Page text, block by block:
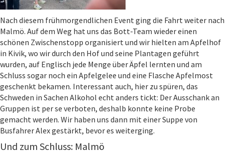
Nach diesem frühmorgendlichen Event ging die Fahrt weiter nach
Malmö. Auf dem Weg hat uns das Bott-Team wieder einen
schönen Zwischenstopp organisiert und wir hielten am Apfelhof
in Kivik, wo wir durch den Hof und seine Plantagen geführt
wurden, auf Englisch jede Menge über Äpfel lernten und am
Schluss sogar noch ein Apfelgelee und eine Flasche Apfelmost
geschenkt bekamen. Interessant auch, hier zu spüren, das
Schweden in Sachen Alkohol echt anders tickt: Der Ausschank an
Gruppen ist per se verboten, deshalb konnte keine Probe
gemacht werden. Wir haben uns dann mit einer Suppe von
Busfahrer Alex gestärkt, bevor es weiterging.
Und zum Schluss: Malmö